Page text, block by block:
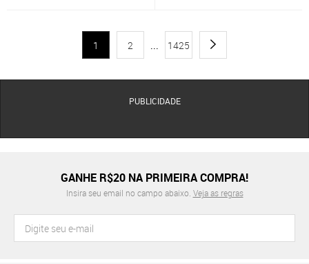
1 2 ... 1425
PUBLICIDADE
GANHE R$20 NA PRIMEIRA COMPRA!
Insira seu email no campo abaixo. Veja as regras